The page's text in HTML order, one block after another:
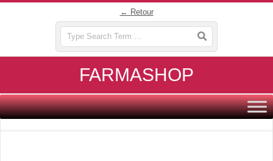
← Retour
FARMASHOP
Primary
Navigation